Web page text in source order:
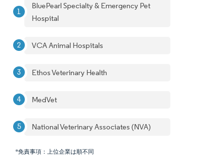
BluePearl Specialty & Emergency Pet
Hospital
VCA Animal Hospitals
Ethos Veterinary Health
MedVet
National Veterinary Associates (NVA)
*免責事項：上位企業は順不同